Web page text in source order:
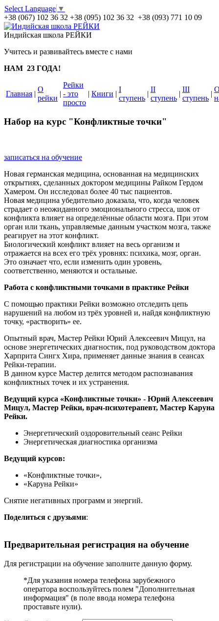
Select Language ▼
+38 (067) 102 36 32 +38 (095) 102 36 32 +38 (093) 771 10 09
Индийская школа РЕЙКИ
Учитесь и развивайтесь вместе с нами
НАМ 23 ГОДА!
Главная |
О
рейки
|
Рейки
- это
просто
| Книги |
I
ступень
|
II
ступень
|
III
ступень
|
Набор на курс "Конфликтные точки"
записаться на обучение
Новая германская медицина, основанная на медицинских
открытиях, сделанных доктором медицины Райком Гердом
Хамером. Он исследовал более 40 тыс пациентов.
Новая медицина убедительно доказала, что, когда человек
страдает о неожиданного эмоционального стресса, шок от
конфликта влияет на определённые области мозга. При этом
орган или ткань, управляемые данным участком мозга, также
реагирует на этот конфликт.
Биологический конфликт влияет на весь организм и
отражается на всех его трёх уровнях: психика, мозг, орган.
Это означает что, если изменить один уровень,
соответственно, меняются и остальные.
Работа с конфликтными точками в практике Рейки
С помощью практики Рейки возможно отследить цепь
нарушений на любом из трёх уровней и, найдя конфликтную
точку, «растворить» ее.
Опытный врач, Мастер Рейки Юрий Алексеевич Мицул, на
основе энергетических диагностик, под руководством доктора
Харприта Сингх Хира, применяет данные знания в сеансах
Рейки-терапии.
В данном курсе Мастер делится методом распознавания
конфликтных точек и их устранения.
Ведущий курса «Конфликтные точки» - Юрий Алексеевич
Мицул, Мастер Рейки, врач-психотерапевт, Мастер Каруна
Рейки.
Энергетический оздоровительный сеанс Рейки
Энергетическая диагностика организма
Ведущий курсов:
«Конфликтные точки»,
«Каруна Рейки»
Снятие негативных программ и энергий.
Поделиться с друзьями:
Предварительная регистрация на обучение
Для регистрации на обучение заполните данную форму.
*Для указания номера телефона зарубежного
оператора воспользуйтесь полем "Дополнительная
информация" (в поле ввода номера телефона
проставьте нули).